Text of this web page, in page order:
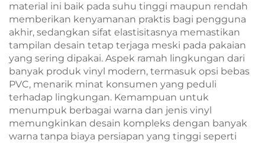
material ini baik pada suhu tinggi maupun rendah
memberikan kenyamanan praktis bagi pengguna
akhir, sedangkan sifat elastisitasnya memastikan
tampilan desain tetap terjaga meski pada pakaian
yang sering dipakai. Aspek ramah lingkungan dari
banyak produk vinyl modern, termasuk opsi bebas
PVC, menarik minat konsumen yang peduli
terhadap lingkungan. Kemampuan untuk
menumpuk berbagai warna dan jenis vinyl
memungkinkan desain kompleks dengan banyak
warna tanpa biaya persiapan yang tinggi seperti